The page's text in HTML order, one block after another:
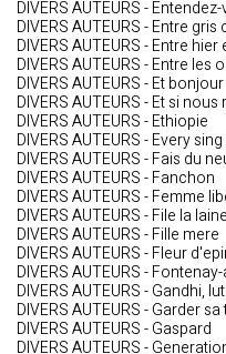
DIVERS AUTEURS -
DIVERS AUTEURS - Entre
DIVERS AUTEURS - Entre
DIVERS AUTEURS - Entre les
DIVERS AUTEURS - Et
DIVERS AUTEURS - Et si
DIVERS AUTEURS - Ethiopie
DIVERS AUTEURS - Every
DIVERS AUTEURS - Fais du
DIVERS AUTEURS - Fanchon
DIVERS AUTEURS - Femme
DIVERS AUTEURS - File la laine
DIVERS AUTEURS - Fille mere
DIVERS AUTEURS - Fleur
DIVERS AUTEURS -
DIVERS AUTEURS - Gandhi,
DIVERS AUTEURS - Garder
DIVERS AUTEURS - Gaspard
DIVERS AUTEURS -